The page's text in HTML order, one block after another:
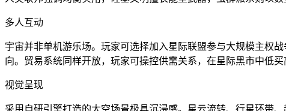
多人互动
宇宙并非单机游乐场。玩家可选择加入星际联盟参与大规模主权
向。贸易系统同样开放，玩家可操控供需关系，在星际黑市中低买
视觉呈现
采用自研引擎打造的太空场景极具沉浸感。星云流转、行星环带